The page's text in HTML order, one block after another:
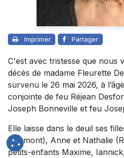
Imprimer Partager
C'est avec tristesse que nous
décès de madame Fleurette
survenu le 26 mai 2026, à
conjointe de feu Réjean
Joseph Bonneville et feu
Elle laisse dans le deuil ses
Clermont), Anne et Nathalie
petits-enfants Maxime,